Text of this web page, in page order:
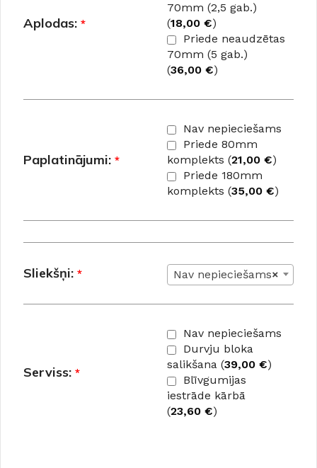
Aplodas: *
70mm (2,5 gab.)
(18,00 €)
Priede neaudzētas
70mm (5 gab.)
(36,00 €)
Paplatinājumi: *
Nav nepieciešams
Priede 80mm
komplekts (21,00 €)
Priede 180mm
komplekts (35,00 €)
Sliekšņi: * ×
Nav nepieciešams
Serviss: *
Nav nepieciešams
Durvju bloka
salikšana (39,00 €)
Blīvgumijas
iestrāde kārbā
(23,60 €)